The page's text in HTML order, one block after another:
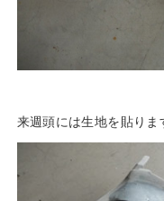
来週頭には生地を貼りま